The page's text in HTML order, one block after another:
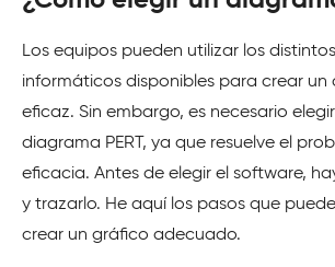
Los equipos pueden utilizar los
informáticos disponibles para crear un
eficaz. Sin embargo, es necesario
diagrama PERT, ya que resuelve el
eficacia. Antes de elegir el software,
y trazarlo. He aquí los pasos que
crear un gráfico adecuado.